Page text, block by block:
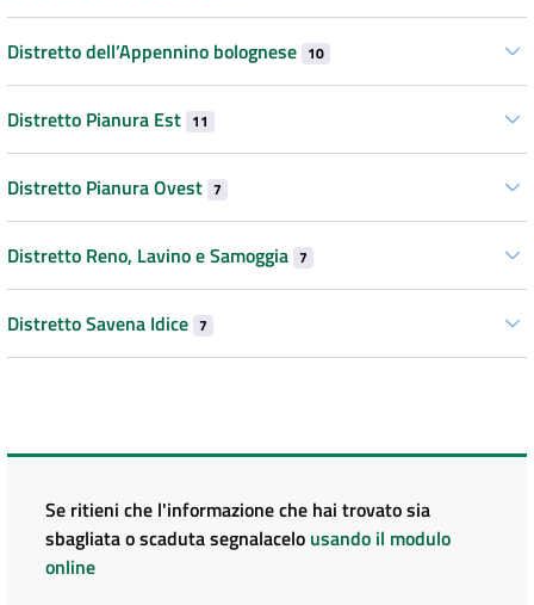
Distretto dell’Appennino bolognese 10
Distretto Pianura Est 11
Distretto Pianura Ovest 7
Distretto Reno, Lavino e Samoggia 7
Distretto Savena Idice 7
Se ritieni che l'informazione che hai trovato sia
sbagliata o scaduta segnalacelo usando il modulo
online